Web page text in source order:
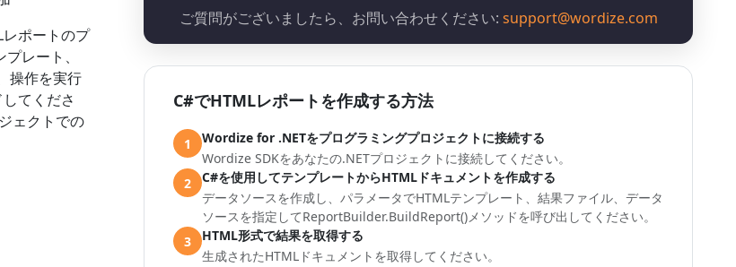
ポートのプ
レート、
操作を実行
てくださ
ェクトでの
ご質問がございましたら、お問い合わせください: support@wordize.com
C#でHTMLレポートを作成する方法
1
Wordize for .NETをプログラミングプロジェクトに接続する
Wordize SDKをあなたの.NETプロジェクトに接続してください。
2
C#を使用してテンプレートからHTMLドキュメントを作成する
データソースを作成し、パラメータでHTMLテンプレート、結果ファイル、データ
ソースを指定してReportBuilder.BuildReport()メソッドを呼び出してください。
3
HTML形式で結果を取得する
生成されたHTMLドキュメントを取得してください。